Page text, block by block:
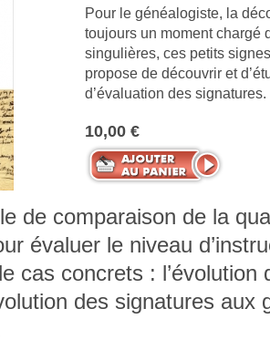
Pour le généalogiste, la
toujours un moment chargé
singulières, ces petits
propose de découvrir et
d’évaluation des signatures.
10,00 €
de comparaison de la
évaluer le niveau
cas concrets :
des signatures aux